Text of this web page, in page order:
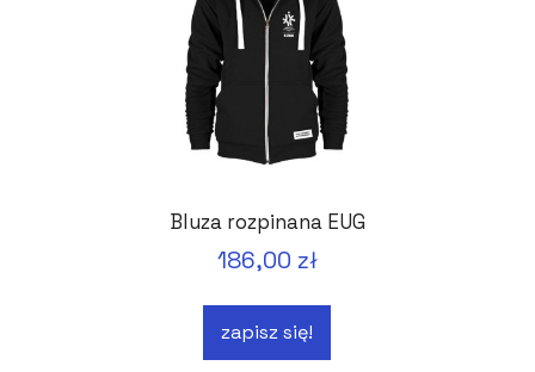
Bluza rozpinana EUG
186,00 zł
zapisz się!